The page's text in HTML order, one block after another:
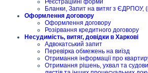
Реєстраційні форми
Бланки, Запит на витяг з ЄДРПОУ,
Оформлення договору
Оформлення договору
Розірвання кредитного договору
Несудимість, витяг, довідки в Харкові
Адвокатський запит
Перевірка обмежень на виїзд
Отримання інформації про
Отримання рішень, ухвал та